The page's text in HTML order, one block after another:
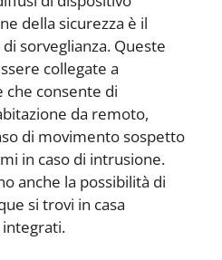
della sicurezza è il
sorveglianza. Queste
collegate a
che consente di
da remoto,
di movimento sospetto
in caso di intrusione.
anche la possibilità di
si trovi in casa